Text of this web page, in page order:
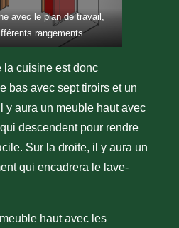
avec le plan de travail,
rangements.
la cuisine est donc
bas avec sept tiroirs et un
y aura un meuble haut avec
descendent pour rendre
Sur la droite, il y aura un
qui encadrera le lave-
haut avec les